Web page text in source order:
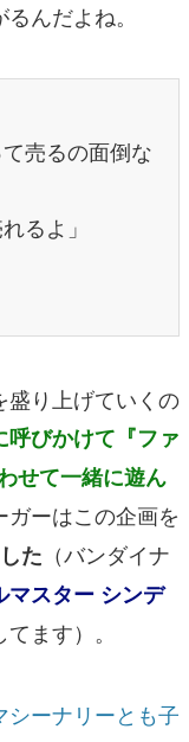
んだよね。
売るの面倒な
るよ」
り上げていくの
呼びかけて『ファ
せて一緒に遊ん
ガーはこの企画を
た （バンダイナ
マスター シンデ
ます）。
シーナリーとも子